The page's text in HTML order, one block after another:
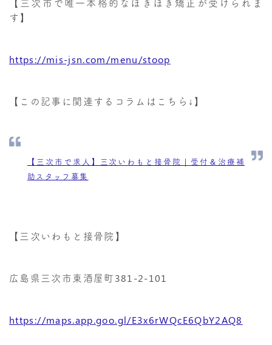
【三次市で唯一本格的なぼきぼき矯正が受けられま
す】
https://mis-jsn.com/menu/stoop
【この記事に関連するコラムはこちら↓】
【三次市で求人】三次いわもと接骨院｜受付＆治療補
助スタッフ募集
【三次いわもと接骨院】
広島県三次市東酒屋町381-2-101
https://maps.app.goo.gl/E3x6rWQcE6QbY2AQ8